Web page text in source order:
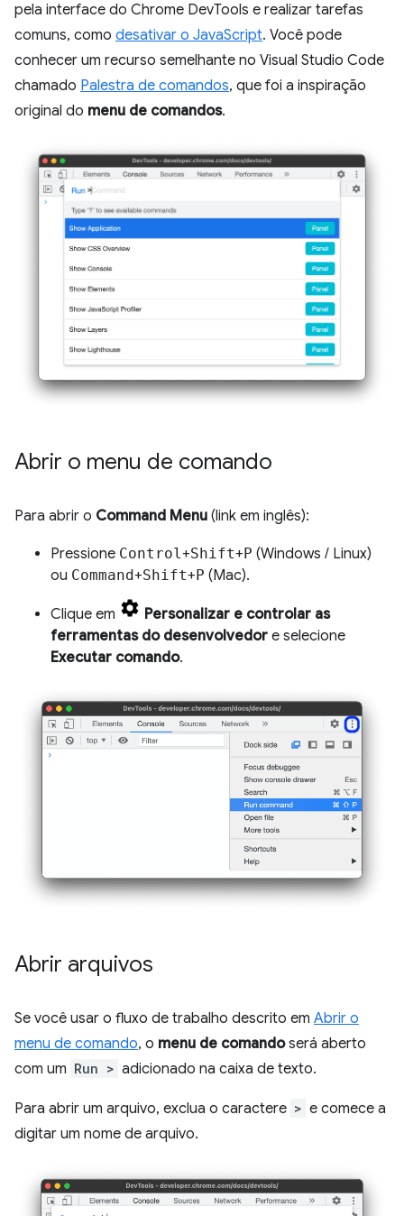
pela interface do Chrome DevTools e realizar tarefas
comuns, como desativar o JavaScript. Você pode
conhecer um recurso semelhante no Visual Studio Code
chamado Palestra de comandos, que foi a inspiração
original do menu de comandos.
Abrir o menu de comando
Para abrir o Command Menu (link em inglês):
Pressione Control+Shift+P (Windows / Linux)
ou Command+Shift+P (Mac).
Clique em
Personalizar e controlar as
ferramentas do desenvolvedor e selecione
Executar comando.
Abrir arquivos
Se você usar o fluxo de trabalho descrito em Abrir o
menu de comando, o menu de comandoserá aberto
com um Run > adicionado na caixa de texto.
Para abrir um arquivo, exclua o caractere > e comece a
digitar um nome de arquivo.